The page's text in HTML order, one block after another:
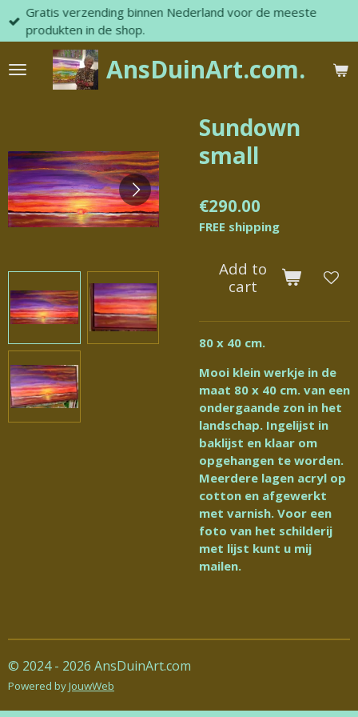
Skip
content
AnsDuinArt.com.
Gratis verzending binnen Nederland voor de meeste
produkten in de shop.
Sundown
small
€290.00
FREE shipping
Add to
cart
80 x 40 cm.
Mooi klein werkje in de
maat 80 x 40 cm. van een
ondergaande zon in het
landschap. Ingelijst in
baklijst en klaar om
opgehangen te worden.
Meerdere lagen acryl op
cotton en afgewerkt
met varnish. Voor een
foto van het schilderij
met lijst kunt u mij
mailen.
© 2024 - 2026 AnsDuinArt.com
Powered byJouwWeb